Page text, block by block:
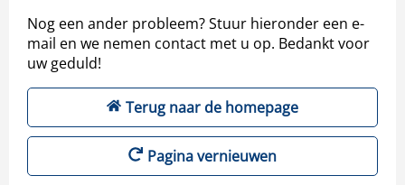
Nog een ander probleem? Stuur hieronder een e-
mail en we nemen contact met u op. Bedankt voor
uw geduld!
Terug naar de homepage
Pagina vernieuwen